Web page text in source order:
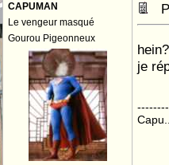
CAPUMAN
Le vengeur masqué
Gourou Pigeonneux
je